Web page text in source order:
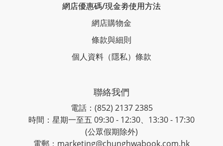
網店優惠碼/現金劵使用方法
網店購物金
條款與細則
個人資料（隱私）條款
聯絡我們
電話：(852) 2137 2385
時間：星期一至五 09:30 - 12:30、13:30 - 17:30
(公眾假期除外)
電郵：marketing@chunghwabook.com.hk